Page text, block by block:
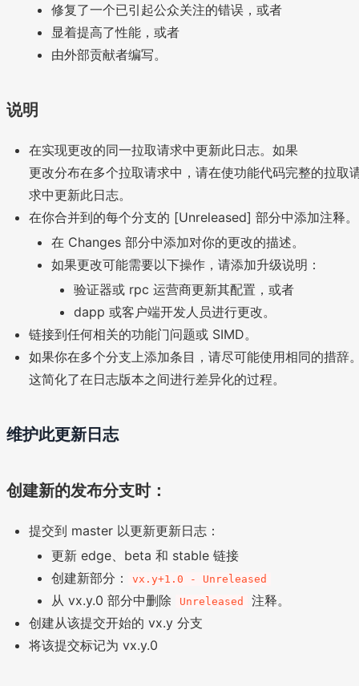
修复了一个已引起公众关注的错误，或者
显着提高了性能，或者
由外部贡献者编写。
说明
在实现更改的同一拉取请求中更新此日志。如果
更改分布在多个拉取请求中，请在使功能代码完整的拉取
求中更新此日志。
在你合并到的每个分支的 [Unreleased] 部分中添加注释。
在 Changes 部分中添加对你的更改的描述。
如果更改可能需要以下操作，请添加升级说明：
验证器或 rpc 运营商更新其配置，或者
dapp 或客户端开发人员进行更改。
链接到任何相关的功能门问题或 SIMD。
如果你在多个分支上添加条目，请尽可能使用相同的措辞
这简化了在日志版本之间进行差异化的过程。
维护此更新日志
创建新的发布分支时：
提交到 master 以更新更新日志：
更新 edge、beta 和 stable 链接
创建新部分：
vx.y+1.0 - Unreleased
从 vx.y.0 部分中删除 Unreleased
注释。
创建从该提交开始的 vx.y 分支
将该提交标记为 vx.y.0